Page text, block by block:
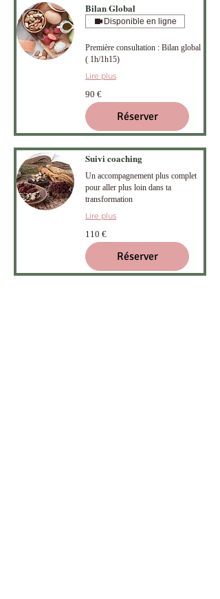
Bilan Global
Disponible en ligne
Première consultation : Bilan global
( 1h/1h15)
Lire plus
90
euros
90 €
Réserver
Suivi coaching
Un accompagnement plus complet
pour aller plus loin dans ta
transformation
Lire plus
110
euros
110 €
Réserver